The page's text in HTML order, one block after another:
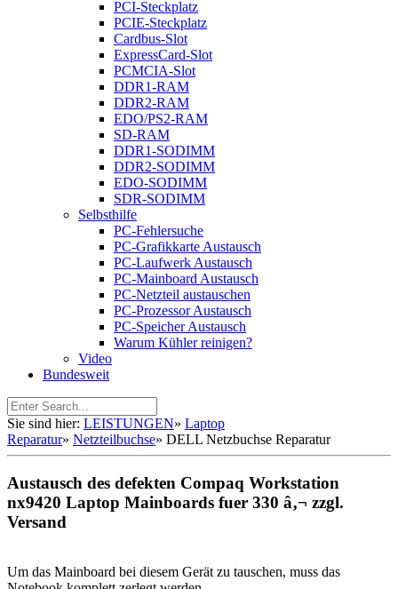
PCI-Steckplatz
PCIE-Steckplatz
Cardbus-Slot
ExpressCard-Slot
PCMCIA-Slot
DDR1-RAM
DDR2-RAM
EDO/PS2-RAM
SD-RAM
DDR1-SODIMM
DDR2-SODIMM
EDO-SODIMM
SDR-SODIMM
Selbsthilfe
PC-Fehlersuche
PC-Grafikkarte Austausch
PC-Laufwerk Austausch
PC-Mainboard Austausch
PC-Netzteil austauschen
PC-Prozessor Austausch
PC-Speicher Austausch
Warum Kühler reinigen?
Video
Bundesweit
Sie sind hier: LEISTUNGEN» Laptop
Reparatur» Netzteilbuchse» DELL Netzbuchse Reparatur
Austausch des defekten Compaq Workstation
nx9420 Laptop Mainboards fuer 330 â‚¬ zzgl.
Versand
Um das Mainboard bei diesem Gerät zu tauschen, muss das